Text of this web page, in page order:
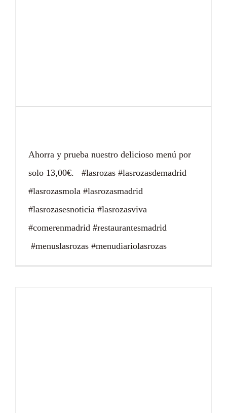
Ahorra y prueba nuestro delicioso menú por
solo 13,00€. #lasrozas #lasrozasdemadrid
#lasrozasmola #lasrozasmadrid
#lasrozasesnoticia #lasrozasviva
#comerenmadrid #restaurantesmadrid
#menuslasrozas #menudiariolasrozas